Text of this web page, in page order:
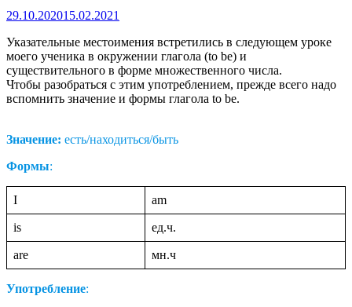
Posted
29.10.202015.02.2021
Указательные местоимения встретились в следующем уроке
моего ученика в окружении глагола (to be) и
существительного в форме множественного числа.
Чтобы разобраться с этим употреблением, прежде всего надо
вспомнить значение и формы глагола to be.
Значение: есть/находиться/быть
Формы:
I am
is ед.ч.
are мн.ч
Употребление: